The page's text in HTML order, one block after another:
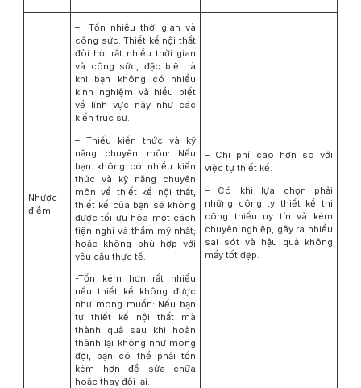
Nhược
điểm
– Tốn nhiều thời gian và
công sức: Thiết kế nội thất
đòi hỏi rất nhiều thời gian
và công sức, đặc biệt là
khi bạn không có nhiều
kinh nghiệm và hiểu biết
về lĩnh vực này như các
kiến trúc sư.
– Thiếu kiến thức và kỹ
năng chuyên môn: Nếu
bạn không có nhiều kiến
thức và kỹ năng chuyên
môn về thiết kế nội thất,
thiết kế của bạn sẽ không
được tối ưu hóa một cách
tiện nghi và thẩm mỹ nhất;
hoặc không phù hợp với
yêu cầu thực tế.
-Tốn kém hơn rất nhiều
nếu thiết kế không được
như mong muốn: Nếu bạn
tự thiết kế nội thất mà
thành quả sau khi hoàn
thành lại không như mong
đợi, bạn có thể phải tốn
kém hơn để sửa chữa
hoặc thay đổi lại.
– Chi phí cao hơn so với
việc tự thiết kế.
– Có khi lựa chọn phải
những công ty thiết kế thi
công thiếu uy tín và kém
chuyên nghiệp, gây ra nhiều
sai sót và hậu quả không
mấy tốt đẹp.